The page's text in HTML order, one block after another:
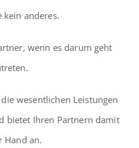
kein anderes.
wenn es darum geht
wesentlichen Leistungen
bietet Ihren Partnern damit
Hand an.